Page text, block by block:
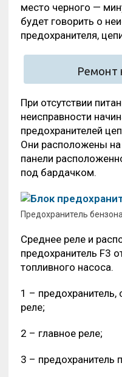
место черного —
будет говорить о
предохранителя,
Ремонт
При отсутствии
неисправности
предохранителей
Они расположены на
панели
под бардачком.
Предохранитель
Среднее реле и
предохранитель F3
топливного насоса.
1 – предохранитель,
реле;
2 – главное реле;
3 – предохранитель